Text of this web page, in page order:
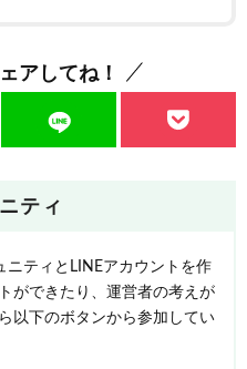
アしてね！
ティ
ティとLINEアカウントを作
ができたり、運営者の考えが
以下のボタンから参加してい